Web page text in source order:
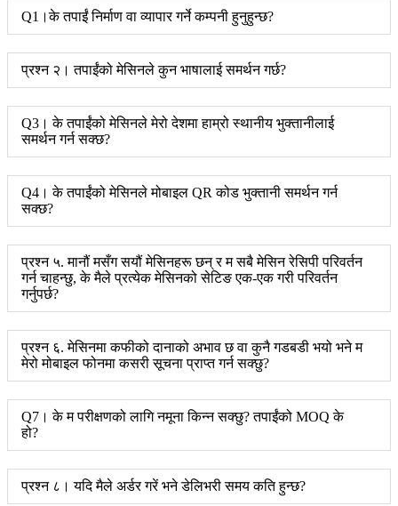
Q1।के तपाईं निर्माण वा व्यापार गर्ने कम्पनी हुनुहुन्छ?
प्रश्न २। तपाईंको मेसिनले कुन भाषालाई समर्थन गर्छ?
Q3। के तपाईंको मेसिनले मेरो देशमा हाम्रो स्थानीय भुक्तानीलाई
समर्थन गर्न सक्छ?
Q4। के तपाईंको मेसिनले मोबाइल QR कोड भुक्तानी समर्थन गर्न
सक्छ?
प्रश्न ५. मानौं मसँग सयौं मेसिनहरू छन् र म सबै मेसिन रेसिपी परिवर्तन
गर्न चाहन्छु, के मैले प्रत्येक मेसिनको सेटिङ एक-एक गरी परिवर्तन
गर्नुपर्छ?
प्रश्न ६. मेसिनमा कफीको दानाको अभाव छ वा कुनै गडबडी भयो भने म
मेरो मोबाइल फोनमा कसरी सूचना प्राप्त गर्न सक्छु?
Q7। के म परीक्षणको लागि नमूना किन्न सक्छु? तपाईंको MOQ के
हो?
प्रश्न ८। यदि मैले अर्डर गरें भने डेलिभरी समय कति हुन्छ?